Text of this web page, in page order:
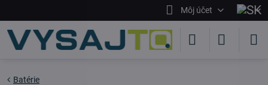
Môj účet
Batérie